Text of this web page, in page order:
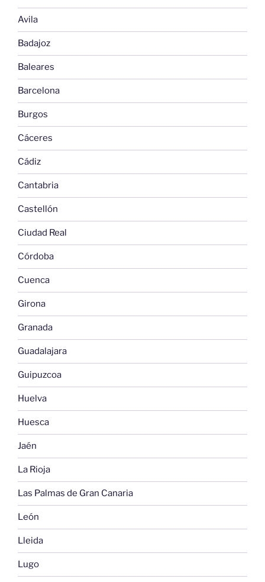
Avila
Badajoz
Baleares
Barcelona
Burgos
Cáceres
Cádiz
Cantabria
Castellón
Ciudad Real
Córdoba
Cuenca
Girona
Granada
Guadalajara
Guipuzcoa
Huelva
Huesca
Jaén
La Rioja
Las Palmas de Gran Canaria
León
Lleida
Lugo